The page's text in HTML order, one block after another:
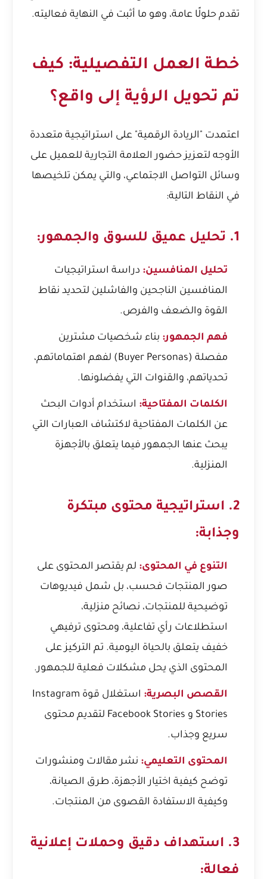
تقدم حلولًا عامة، وهو ما أثبت في النهاية فعاليته.
خطة العمل التفصيلية: كيف
تم تحويل الرؤية إلى واقع؟
اعتمدت "الريادة الرقمية" على استراتيجية متعددة
الأوجه لتعزيز حضور العلامة التجارية للعميل على
وسائل التواصل الاجتماعي، والتي يمكن تلخيصها
في النقاط التالية:
1. تحليل عميق للسوق والجمهور:
تحليل المنافسين: دراسة استراتيجيات
المنافسين الناجحين والفاشلين لتحديد نقاط
القوة والضعف والفرص.
فهم الجمهور: بناء شخصيات مشترين
مفصلة (Buyer Personas) لفهم اهتماماتهم،
تحدياتهم، والقنوات التي يفضلونها.
الكلمات المفتاحية: استخدام أدوات البحث
عن الكلمات المفتاحية لاكتشاف العبارات التي
يبحث عنها الجمهور فيما يتعلق بالأجهزة
المنزلية.
2. استراتيجية محتوى مبتكرة
وجذابة:
التنوع في المحتوى: لم يقتصر المحتوى على
صور المنتجات فحسب، بل شمل فيديوهات
توضيحية للمنتجات، نصائح منزلية،
استطلاعات رأي تفاعلية، ومحتوى ترفيهي
خفيف يتعلق بالحياة اليومية. تم التركيز على
المحتوى الذي يحل مشكلات فعلية للجمهور.
القصص البصرية:
استغلال قوة Instagram
Stories و Facebook Stories لتقديم محتوى
سريع وجذاب.
المحتوى التعليمي: نشر مقالات ومنشورات
توضح كيفية اختيار الأجهزة، طرق الصيانة،
وكيفية الاستفادة القصوى من المنتجات.
3. استهداف دقيق وحملات إعلانية
فعالة: